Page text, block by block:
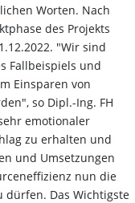
Worten. Nach
des Projekts
"Wir sind
Fallbeispiels und
Einsparen von
so Dipl.-Ing. FH
emotionaler
zu erhalten und
und Umsetzungen
nun die
dürfen. Das Wichtigste